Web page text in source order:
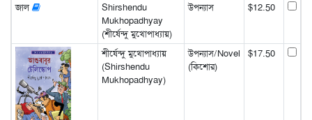
জাল
Shirshendu
Mukhopadhyay
(শীর্ষেন্দু মুখোপাধ্যায়)
উপন্যাস $12.50
শীর্ষেন্দু মুখোপাধ্যায়
(Shirshendu
Mukhopadhyay)
উপন্যাস/Novel
(কিশোর)
$17.50